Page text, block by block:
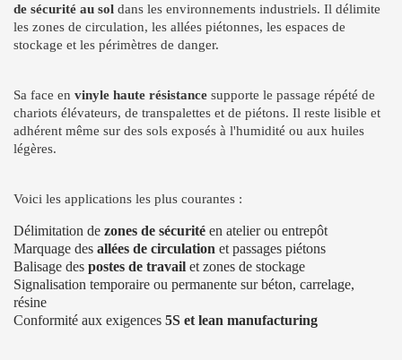
de sécurité au sol dans les environnements industriels. Il délimite
les zones de circulation, les allées piétonnes, les espaces de
stockage et les périmètres de danger.
Sa face en vinyle haute résistance supporte le passage répété de
chariots élévateurs, de transpalettes et de piétons. Il reste lisible et
adhérent même sur des sols exposés à l'humidité ou aux huiles
légères.
Voici les applications les plus courantes :
Délimitation de zones de sécurité en atelier ou entrepôt
Marquage des allées de circulation et passages piétons
Balisage des postes de travail et zones de stockage
Signalisation temporaire ou permanente sur béton, carrelage,
résine
Conformité aux exigences 5S et lean manufacturing